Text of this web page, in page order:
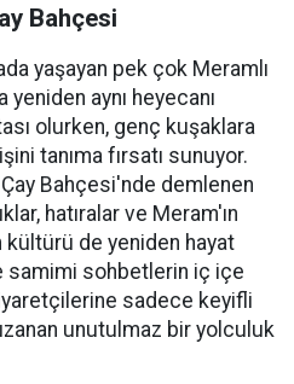
Bahçesi
yaşayan pek çok Meramlı
aynı heyecanı
olurken, genç kuşaklara
tanıma fırsatı sunuyor.
Bahçesi'nde demlenen
hatıralar ve Meram'ın
kültürü de yeniden hayat
samimi sohbetlerin iç içe
sadece keyifli
unutulmaz bir yolculuk